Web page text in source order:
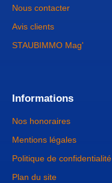
Nous contacter
Avis clients
STAUBIMMO Mag'
Informations
Nos honoraires
Mentions légales
Politique de confidentialité
Plan du site